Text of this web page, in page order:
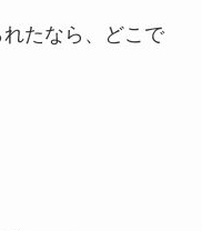
たなら、どこで